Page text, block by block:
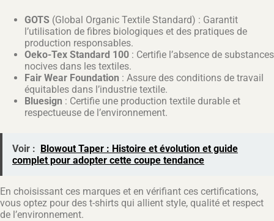
GOTS (Global Organic Textile Standard) : Garantit
l’utilisation de fibres biologiques et des pratiques de
production responsables.
Oeko-Tex Standard 100 : Certifie l’absence de substances
nocives dans les textiles.
Fair Wear Foundation : Assure des conditions de travail
équitables dans l’industrie textile.
Bluesign : Certifie une production textile durable et
respectueuse de l’environnement.
Voir : Blowout Taper : Histoire et évolution et guide
complet pour adopter cette coupe tendance
En choisissant ces marques et en vérifiant ces certifications,
vous optez pour des t-shirts qui allient style, qualité et respect
de l’environnement.